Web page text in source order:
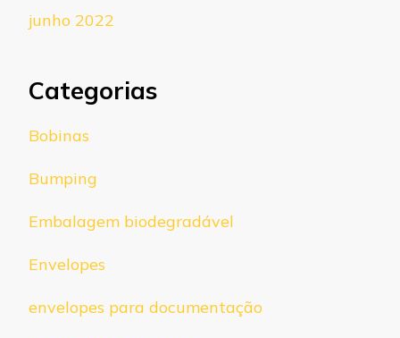
junho 2022
Categorias
Bobinas
Bumping
Embalagem biodegradável
Envelopes
envelopes para documentação